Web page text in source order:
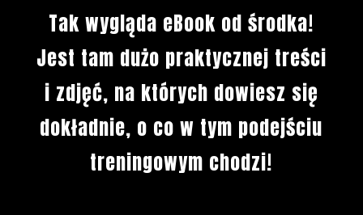
Tak wygląda eBook od środka!
Jest tam dużo praktycznej treści
i zdjęć, na których dowiesz się
dokładnie, o co w tym podejściu
treningowym chodzi!